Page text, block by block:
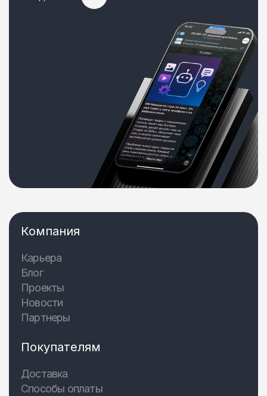
Компания
Карьера
Блог
Проекты
Новости
Партнеры
Покупателям
Доставка
Способы оплаты